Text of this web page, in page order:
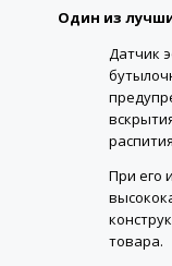
Один из
Датчик
При его
товара.